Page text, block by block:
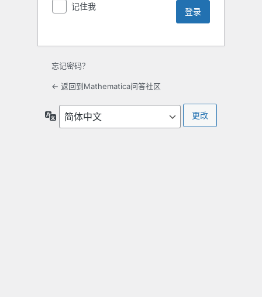
记住我
忘记密码？
← 返回到Mathematica问答社区
言